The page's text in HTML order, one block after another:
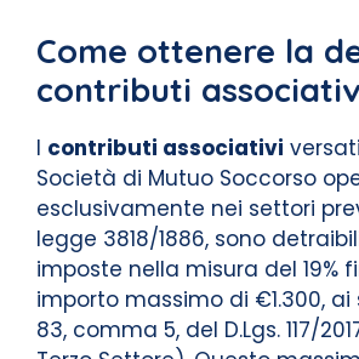
Come ottenere la
contributi
I contributi associativi
Società di Mutuo Soccorso
esclusivamente nei settori
legge 3818/1886, sono
imposte nella misura del 19%
importo massimo di €1.300, ai
83, comma 5, del D.Lgs. 117/